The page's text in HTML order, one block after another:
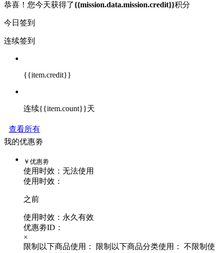
恭喜！您今天获得了{{mission.data.mission.credit}}积分
今日签到
连续签到
{{item.credit}}
连续{{item.count}}天
查看所有
我的优惠劵
￥ 优惠劵
使用时效： 无法使用
使用时效：
之前
使用时效：永久有效
优惠劵ID：
×
限制以下商品使用：
限制以下商品分类使用：
不限制使